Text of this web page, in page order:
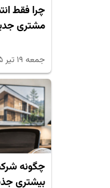
چرا فقط
مشتری
جمعه ۱۹ تیر ۱۴۰۵
چگونه
بیشتری